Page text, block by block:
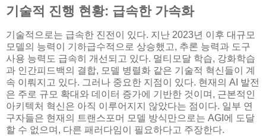
기술적 진행 현황: 급속한 가속화
기술적으로는 급속한 진전이 있다. 지난 2023년 이후 대규모
모델의 능력이 기하급수적으로 상승했고, 추론 능력과 도구
사용 능력도 급속히 개선되고 있다. 멀티모달 학습, 강화학습
과 인간피드백의 결합, 모델 병렬화 같은 기술적 혁신들이 계
속 이뤄지고 있다. 그러나 중요한 지점이 있다. 현재의 AI 발전
은 주로 규모 확대와 데이터 증가에 기반한 것이며, 근본적인
아키텍처 혁신은 아직 이루어지지 않았다는 점이다. 일부 연
구자들은 현재의 트랜스포머 모델 방식만으로는 AGI에 도달
할 수 없으며, 다른 패러다임이 필요하다고 주장한다.